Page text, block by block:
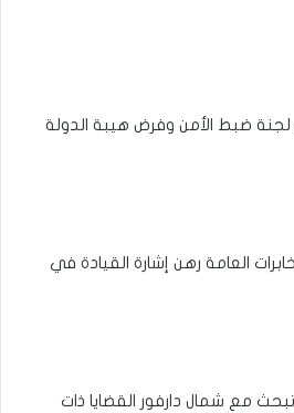
لجنة ضبط الأمن وفرض هيبة الدولة
العامة رهن إشارة القيادة في
مع شمال دارفور القضايا ذات